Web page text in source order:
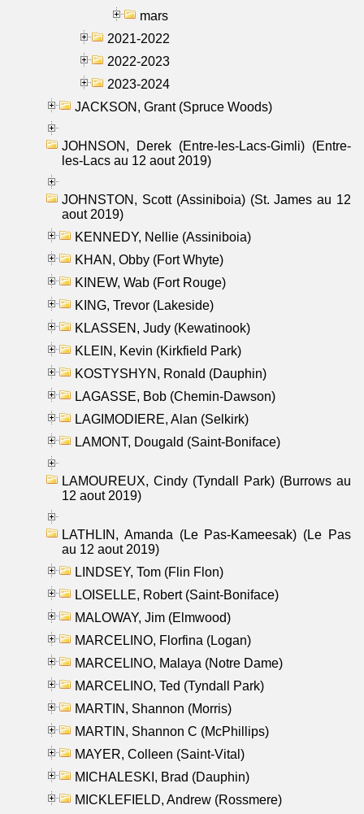
mars
2021-2022
2022-2023
2023-2024
JACKSON, Grant (Spruce Woods)
JOHNSON, Derek (Entre-les-Lacs-Gimli) (Entre-
les-Lacs au 12 aout 2019)
JOHNSTON, Scott (Assiniboia) (St. James au 12
aout 2019)
KENNEDY, Nellie (Assiniboia)
KHAN, Obby (Fort Whyte)
KINEW, Wab (Fort Rouge)
KING, Trevor (Lakeside)
KLASSEN, Judy (Kewatinook)
KLEIN, Kevin (Kirkfield Park)
KOSTYSHYN, Ronald (Dauphin)
LAGASSE, Bob (Chemin-Dawson)
LAGIMODIERE, Alan (Selkirk)
LAMONT, Dougald (Saint-Boniface)
LAMOUREUX, Cindy (Tyndall Park) (Burrows au
12 aout 2019)
LATHLIN, Amanda (Le Pas-Kameesak) (Le Pas
au 12 aout 2019)
LINDSEY, Tom (Flin Flon)
LOISELLE, Robert (Saint-Boniface)
MALOWAY, Jim (Elmwood)
MARCELINO, Florfina (Logan)
MARCELINO, Malaya (Notre Dame)
MARCELINO, Ted (Tyndall Park)
MARTIN, Shannon (Morris)
MARTIN, Shannon C (McPhillips)
MAYER, Colleen (Saint-Vital)
MICHALESKI, Brad (Dauphin)
MICKLEFIELD, Andrew (Rossmere)